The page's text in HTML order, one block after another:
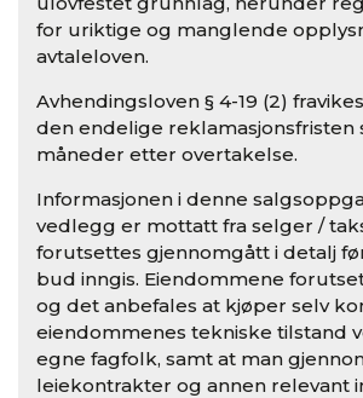
for uriktige og manglende
avtaleloven.
Avhendingsloven § 4-19 (2)
den endelige reklamasjonsfristen
måneder etter overtakelse.
Informasjonen i denne
vedlegg er mottatt fra selger /
forutsettes gjennomgått i detalj
bud inngis. Eiendommene
og det anbefales at kjøper selv
eiendommenes tekniske tilstand
egne fagfolk, samt at man
leiekontrakter og annen relevant